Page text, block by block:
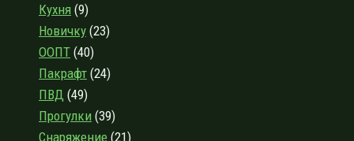
Кухня (9)
Новичку (23)
ООПТ (40)
Пакрафт (24)
ПВД (49)
Прогулки (39)
Снаряжение (21)